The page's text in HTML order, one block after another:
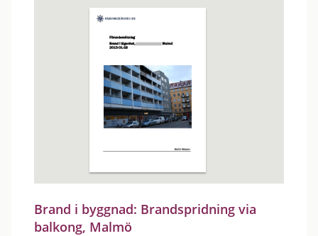
Brand i byggnad: Brandspridning via
balkong, Malmö